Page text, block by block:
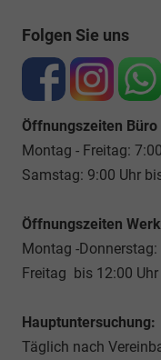
Folgen Sie uns
Öffnungszeiten Büro
Montag - Freitag:
Samstag: 9:00 Uhr
Öffnungszeiten
Montag -
Freitag bis 12:00 Uhr
Hauptuntersuchung:
Täglich nach